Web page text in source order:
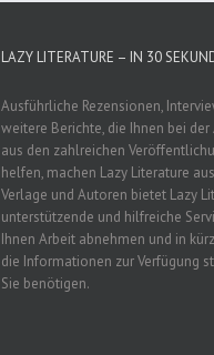
LAZY LITERATURE – IN 30
Ausführliche Rezensionen,
weitere Berichte, die Ihnen bei
aus den zahlreichen
helfen, machen Lazy Literature
Verlage und Autoren bietet Lazy
unterstützende und hilfreiche
Ihnen Arbeit abnehmen und in
die Informationen zur Verfügung
Sie benötigen.